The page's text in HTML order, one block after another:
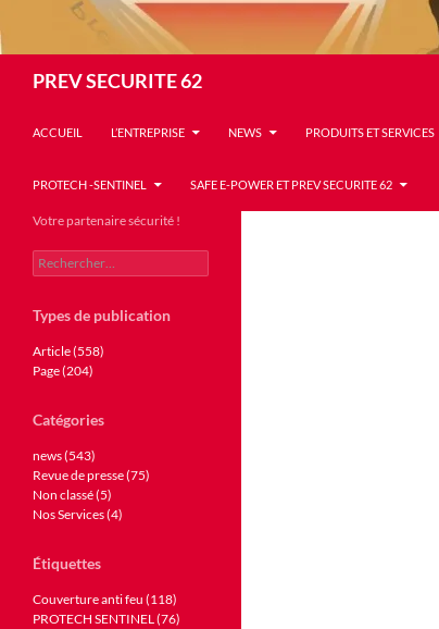
PREV SECURITE 62
ACCUEIL L’ENTREPRISE NEWS PRODUITS ET SERVICES
PROTECH -SENTINEL SAFE E-POWER ET PREV SECURITE 62
Votre partenaire sécurité !
Rechercher :
Types de publication
Article (558)
Page (204)
Catégories
news (543)
Revue de presse (75)
Non classé (5)
Nos Services (4)
Étiquettes
Couverture anti feu (118)
PROTECH SENTINEL (76)